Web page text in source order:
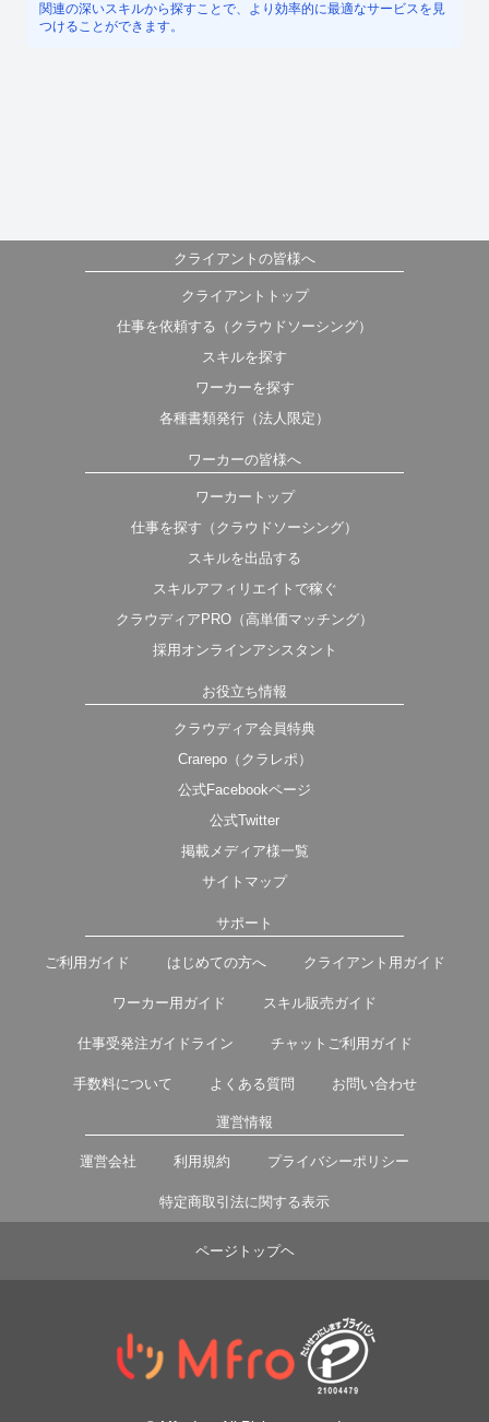
関連の深いスキルから探すことで、より効率的に最適なサービスを見
つけることができます。
クライアントの皆様へ
クライアントトップ
仕事を依頼する（クラウドソーシング）
スキルを探す
ワーカーを探す
各種書類発行（法人限定）
ワーカーの皆様へ
ワーカートップ
仕事を探す（クラウドソーシング）
スキルを出品する
スキルアフィリエイトで稼ぐ
クラウディアPRO（高単価マッチング）
採用オンラインアシスタント
お役立ち情報
クラウディア会員特典
Crarepo（クラレポ）
公式Facebookページ
公式Twitter
掲載メディア様一覧
サイトマップ
サポート
ご利用ガイド はじめての方へ クライアント用ガイド
ワーカー用ガイド スキル販売ガイド
仕事受発注ガイドライン チャットご利用ガイド
手数料について よくある質問 お問い合わせ
運営情報
運営会社 利用規約 プライバシーポリシー
特定商取引法に関する表示
ページトップヘ